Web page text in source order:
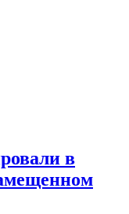
в